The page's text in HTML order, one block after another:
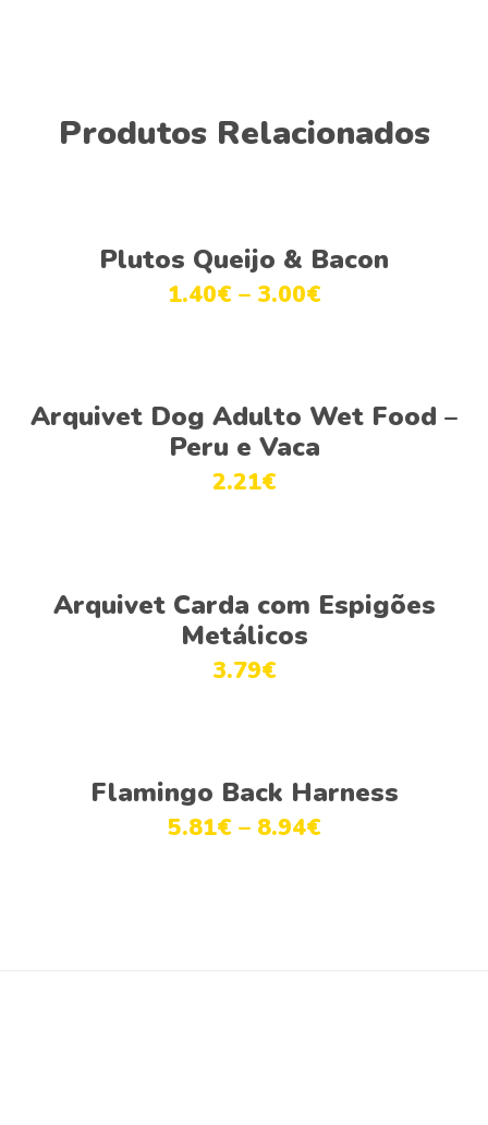
Produtos Relacionados
Ver opções
Plutos Queijo & Bacon
1.40€ – 3.00€
Ver opções
Arquivet Dog Adulto Wet Food –
Peru e Vaca
2.21€
Adicionar
Arquivet Carda com Espigões
Metálicos
3.79€
Ver opções
Flamingo Back Harness
5.81€ – 8.94€